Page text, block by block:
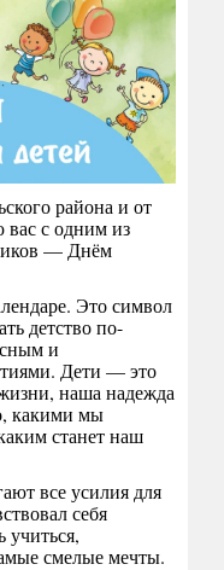
района и от
вас с одним из
— Днём
Это символ
детство по-
и
Дети — это
наша надежда
какими мы
станет наш
все усилия для
себя
смелые мечты.